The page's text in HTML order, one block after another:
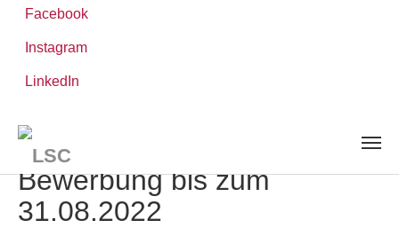
content
Facebook
Instagram
LinkedIn
Leibniz ScienceCampus
SHK/WHK gesucht!
Bewerbung bis zum
31.08.2022